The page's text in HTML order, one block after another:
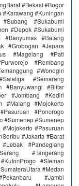
#Bekasi #Bogor
#Karawang #Kuningan
#Sukabumi
#Depok #Sukabumi
#Banyumas #Batang
#Grobogan #Jepara
#Magelang #Pati
#Rembang
#Wonogiri
#Semarang
#Banyuwangi #Blitar
#Jombang #Kediri
#Malang #Mojokerto
#Ponorogo
#Sumenep #Sumenep
#Pasuruan
#Jakarta #Barat
#Pandeglang
#Tangerang
#Sleman
#Medan
#Jambi